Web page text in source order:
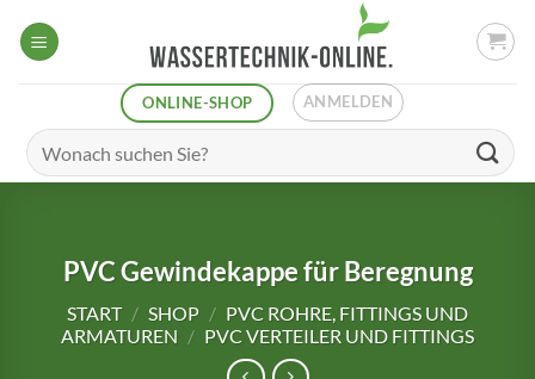
ONLINE-SHOP ANMELDEN
PVC Gewindekappe für Beregnung
START / SHOP / PVC ROHRE, FITTINGS UND
ARMATUREN / PVC VERTEILER UND FITTINGS